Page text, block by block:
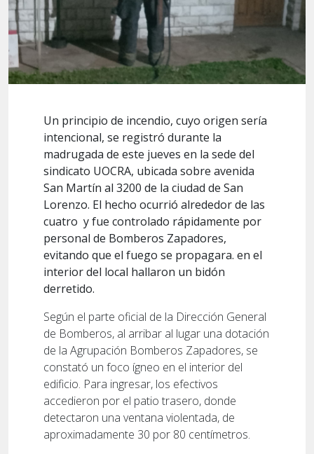
Un principio de incendio, cuyo origen sería
intencional, se registró durante la
madrugada de este jueves en la sede del
sindicato UOCRA, ubicada sobre avenida
San Martín al 3200 de la ciudad de San
Lorenzo. El hecho ocurrió alrededor de las
cuatro y fue controlado rápidamente por
personal de Bomberos Zapadores,
evitando que el fuego se propagara. en el
interior del local hallaron un bidón
derretido.
Según el parte oficial de la Dirección General
de Bomberos, al arribar al lugar una dotación
de la Agrupación Bomberos Zapadores, se
constató un foco ígneo en el interior del
edificio. Para ingresar, los efectivos
accedieron por el patio trasero, donde
detectaron una ventana violentada, de
aproximadamente 30 por 80 centímetros.